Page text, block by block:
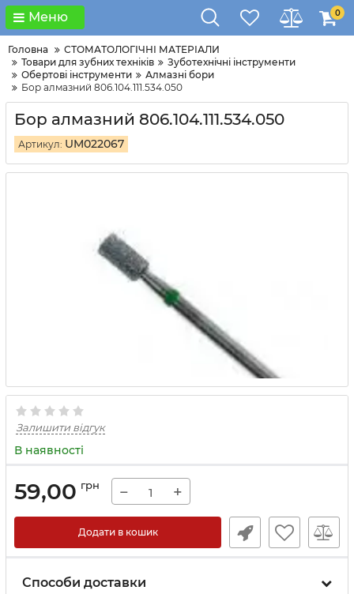
Меню 0
Головна
СТОМАТОЛОГІЧНІ МАТЕРІАЛИ
Товари для зубних техніків
Зуботехнічні інструменти
Обертові інструменти
Алмазні бори
Бор алмазний 806.104.111.534.050
Бор алмазний 806.104.111.534.050
Артикул: UM022067
Залишити відгук
В наявності
59,00 грн − +
Додати в кошик
Способи доставки